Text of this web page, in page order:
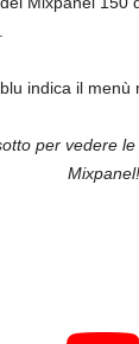
indica il menù
per vedere
Mixpanel!